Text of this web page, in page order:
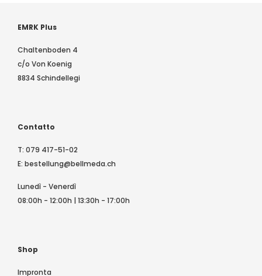
EMRK Plus
Chaltenboden 4
c/o Von Koenig
8834 Schindellegi
Contatto
T: 079 417-51-02
E: bestellung@bellmeda.ch
Lunedì - Venerdì
08:00h - 12:00h | 13:30h - 17:00h
Shop
Impronta